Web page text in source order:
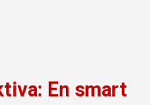
En smart